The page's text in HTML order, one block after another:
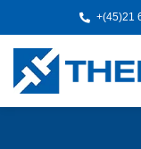
+(45)21